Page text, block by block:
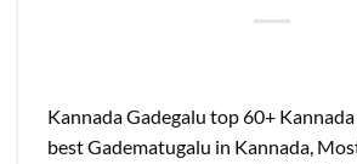
Kannada Gadegalu top 60+ Kannada
best Gadematugalu in Kannada,